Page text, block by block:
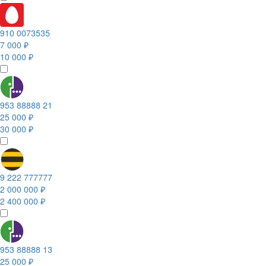
910 0073535
7 000 ₽
10 000 ₽
953 88888 21
25 000 ₽
30 000 ₽
9 222 777777
2 000 000 ₽
2 400 000 ₽
953 88888 13
25 000 ₽